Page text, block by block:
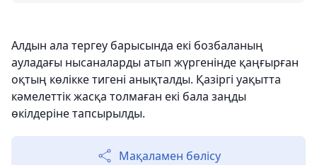
Алдын ала тергеу барысында екі бозбаланың
ауладағы нысаналарды атып жүргенінде қаңғырған
оқтың көлікке тигені анықталды. Қазіргі уақытта
кәмелеттік жасқа толмаған екі бала заңды
өкілдеріне тапсырылды.
Мақаламен бөлісу